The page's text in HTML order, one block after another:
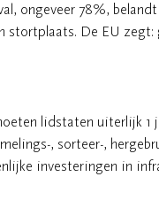
ongeveer 78%,
stortplaats. De EU zegt:
lidstaten uiterlijk
, sorteer-,
investeringen in